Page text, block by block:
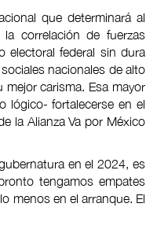
que determinará al
correlación de fuerzas
electoral federal sin dura
nacionales de alto
carisma. Esa mayor
lógico- fortalecerse en el
la Alianza Va por México
en el 2024, es
tengamos empates
menos en el arranque. El